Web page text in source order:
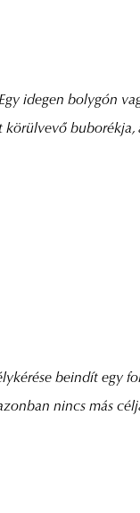
idegen bolygón
beindít egy
nincs más